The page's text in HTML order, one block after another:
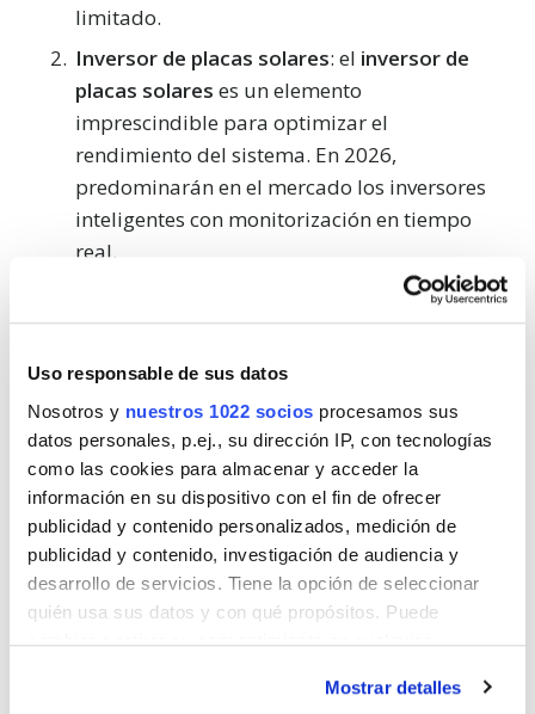
Uso responsable de sus datos
Nosotros y nuestros 1022 socios procesamos sus
datos personales, p.ej., su dirección IP, con tecnologías
como las cookies para almacenar y acceder la
información en su dispositivo con el fin de ofrecer
publicidad y contenido personalizados, medición de
publicidad y contenido, investigación de audiencia y
desarrollo de servicios. Tiene la opción de seleccionar
quién usa sus datos y con qué propósitos. Puede
cambiar o retirar su consentimiento en cualquier
Mostrar detalles
limitado.
Inversor de placas solares: el inversor de
placas solares es un elemento
imprescindible para optimizar el
rendimiento del sistema. En 2026,
predominarán en el mercado los inversores
inteligentes con monitorización en tiempo
real.
baterías de
placas solaresencabezan la lista de los
pieza permite almacenar excedentes y
aumentar la autosuficiencia energética.
Sistemas híbridos: la combinación de
aerotermia con placas solaresgana
protagonismo en viviendas nuevas y en
reformas energéticas, ya que reduce el
consumo eléctrico y las emisiones.
solares: comprende las diferentes opciones